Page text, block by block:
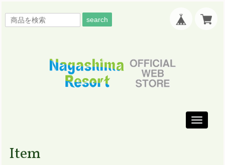
search
Toggle
Item